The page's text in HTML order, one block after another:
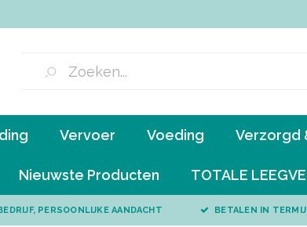
Vervoer Voeding Verzorgd
Nieuwste Producten TOTALE
PERSOONLIJKE AANDACHT BETALEN IN